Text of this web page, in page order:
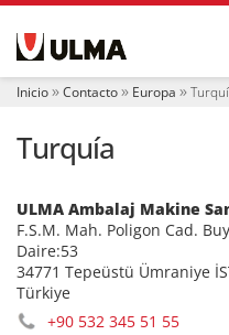
e Inicio Contacto Europa
Turquía
ULMA Ambalaj Makine
F.S.M. Mah. Poligon Cad.
Daire:53
34771 Tepeüstü Ümraniye
Türkiye
+90 532 345 51 55